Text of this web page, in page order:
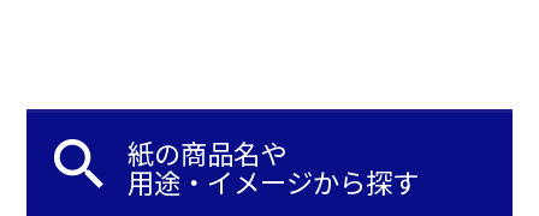
search 紙の商品名や
用途・イメージから探す